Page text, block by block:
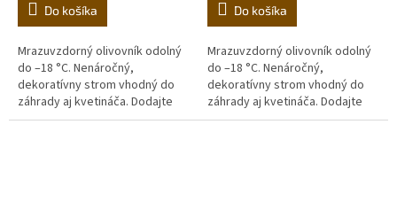
Do košíka
Mrazuvzdorný olivovník odolný
do –18 °C. Nenáročný,
dekoratívny strom vhodný do
záhrady aj kvetináča. Dodajte
domovu stredomorskú
Do košíka
Mrazuvzdorný olivovník odolný
do –18 °C. Nenáročný,
dekoratívny strom vhodný do
záhrady aj kvetináča. Dodajte
domovu stredomorskú